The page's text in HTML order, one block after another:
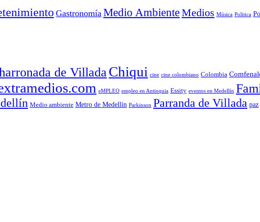
Gastronomía Medio AmbienteMedios Música Politica
de Villada Chiqui cine cine colombiano Colombia
eMPLEO empleo en Antioquia Essity eventos en Medellín
Medio ambiente Metro de Medellín Parkinson Parranda de Villada paz